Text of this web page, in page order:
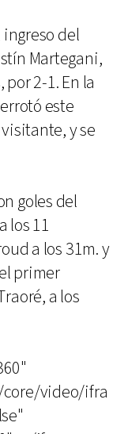
del
Martegani,
2-1. En la
este
y se
goles del
los 11
a los 31m. y
primer
a los
video/ifra